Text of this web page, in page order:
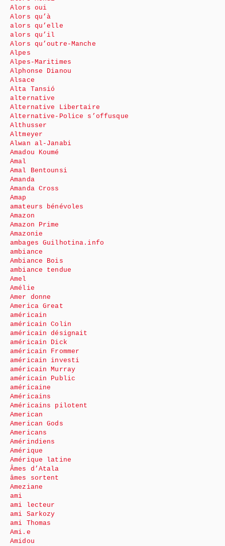
Alors oui
Alors qu’à
alors qu’elle
alors qu’il
Alors qu’outre-Manche
Alpes
Alpes-Maritimes
Alphonse Dianou
Alsace
Alta Tansió
alternative
Alternative Libertaire
Alternative-Police s’offusque
Althusser
Altmeyer
Alwan al-Janabi
Amadou Koumé
Amal
Amal Bentounsi
Amanda
Amanda Cross
Amap
amateurs bénévoles
Amazon
Amazon Prime
Amazonie
ambages Guilhotina.info
ambiance
Ambiance Bois
ambiance tendue
Amel
Amélie
Amer donne
America Great
américain
américain Colin
américain désignait
américain Dick
américain Frommer
américain investi
américain Murray
américain Public
américaine
Américains
Américains pilotent
American
American Gods
Americans
Amérindiens
Amérique
Amérique latine
Âmes d’Atala
âmes sortent
Ameziane
ami
ami lecteur
ami Sarkozy
ami Thomas
Ami.e
Amidou